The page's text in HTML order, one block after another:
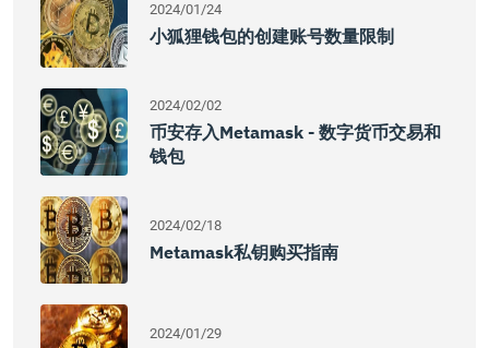
2024/01/24
小狐狸钱包的创建账号数量限制
2024/02/02
币安存入Metamask - 数字货币交易和
钱包
2024/02/18
Metamask私钥购买指南
2024/01/29